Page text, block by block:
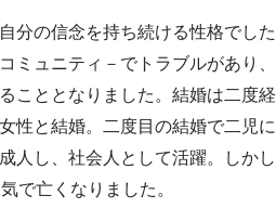
分の信念を持ち続ける性格でした
ミュニティ－でトラブルがあり、
こととなりました。結婚は二度経
性と結婚。二度目の結婚で二児に
人し、社会人として活躍。しかし
で亡くなりました。